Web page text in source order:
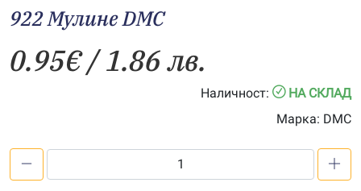
922 Мулине DMC
0.95€/ 1.86 лв.
Наличност:
НА СКЛАД
Марка: DMC